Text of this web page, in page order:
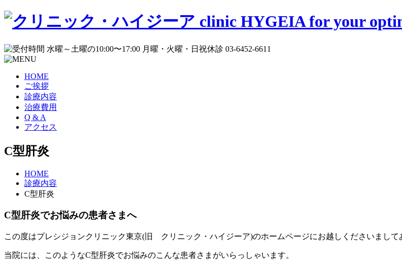
HOME
ご挨拶
診療内容
治療費用
Q & A
アクセス
C型肝炎
HOME
診療内容
C型肝炎
C型肝炎でお悩みの患者さまへ
この度はプレシジョンクリニック東京(旧 クリニック・ハイジーア)のホームページにお越しくださいまして
当院には、このようなC型肝炎でお悩みのこんな患者さまがいらっしゃいます。